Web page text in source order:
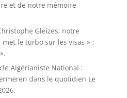
et de notre mémoire
Gleizes, notre
le turbo sur les visas » :
Algérianiste National :
dans le quotidien Le